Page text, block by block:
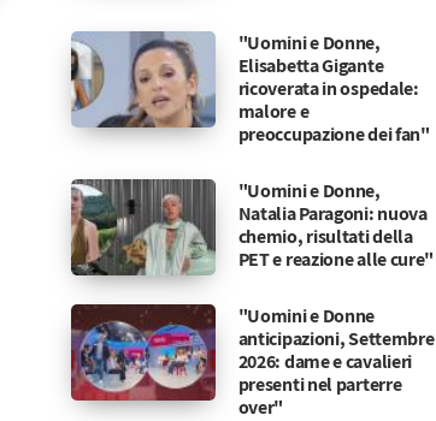
"Uomini e Donne,
Elisabetta Gigante
ricoverata in ospedale:
malore e
preoccupazione dei fan"
"Uomini e Donne,
Natalia Paragoni: nuova
chemio, risultati della
PET e reazione alle cure"
"Uomini e Donne
anticipazioni, Settembre
2026: dame e cavalieri
presenti nel parterre
over"